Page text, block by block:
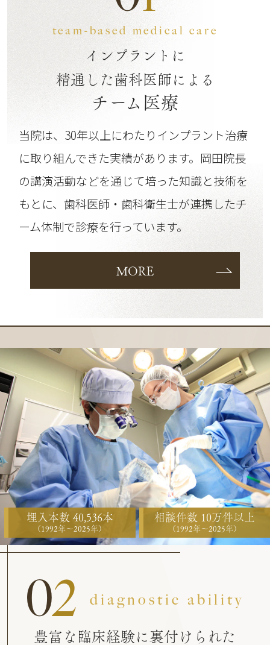
team-based medical care
インプラントに
精通した歯科医師による
チーム医療
当院は、30年以上にわたりインプラント治療
に取り組んできた実績があります。 岡田院長
の講演活動などを通じて培った知識と技術を
もとに、歯科医師・歯科衛生士が連携したチ
ーム体制で診療を行っています。
MORE
埋入本数 40,536本
（1992年〜2025年）
相談件数 10万件以上
（1992年〜2025年）
02 diagnostic ability
豊富な臨床経験に裏付けられた